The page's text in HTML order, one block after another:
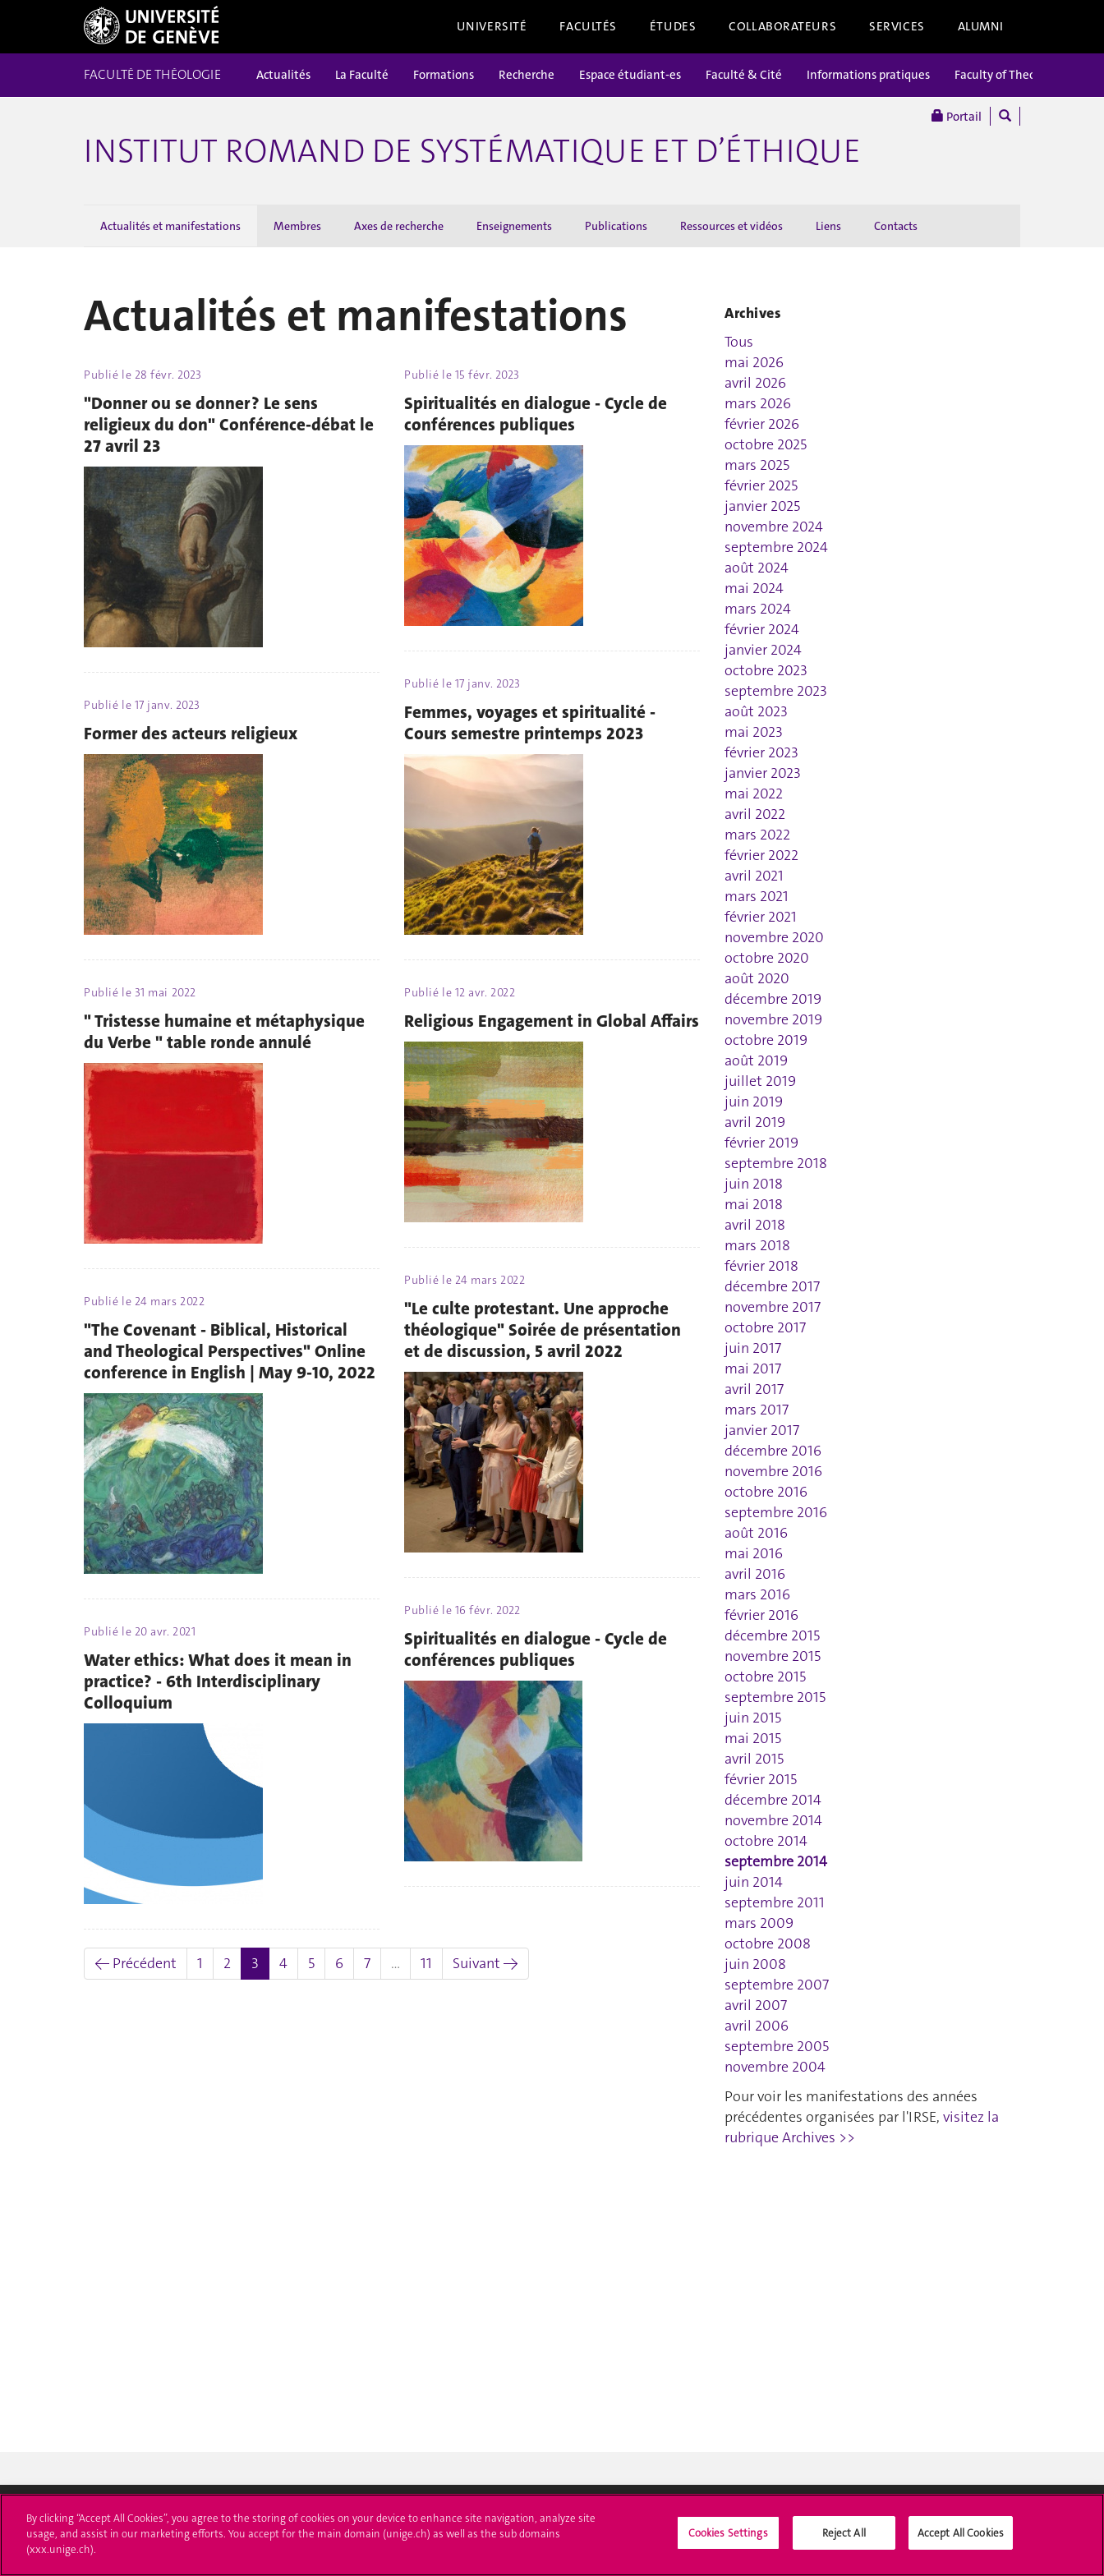
UNIVERSITÉ FACULTÉS ÉTUDES COLLABORATEURS SERVICES ALUMNI
Portail
FACULTÉ DE THÉOLOGIE Actualités La Faculté Formations Recherche Espace étudiant-es Faculté & Cité Informations pratiques Faculty of Theology
INSTITUT ROMAND DE SYSTÉMATIQUE ET D’ÉTHIQUE
Actualités et manifestations Membres Axes de recherche Enseignements Publications Ressources et vidéos Liens Contacts
Actualités et manifestations
Publié le 28 févr. 2023
"Donner ou se donner ? Le sens
religieux du don" Conférence-débat le
27 avril 23
Publié le 15 févr. 2023
Spiritualités en dialogue - Cycle de
conférences publiques
Publié le 17 janv. 2023
Femmes, voyages et spiritualité -
Cours semestre printemps 2023
Publié le 17 janv. 2023
Former des acteurs religieux
Publié le 31 mai 2022
" Tristesse humaine et métaphysique
du Verbe " table ronde annulé
Publié le 12 avr. 2022
Religious Engagement in Global Affairs
Publié le 24 mars 2022
"Le culte protestant. Une approche
théologique" Soirée de présentation
et de discussion, 5 avril 2022
Publié le 24 mars 2022
"The Covenant - Biblical, Historical
and Theological Perspectives" Online
conference in English | May 9-10, 2022
Publié le 16 févr. 2022
Spiritualités en dialogue - Cycle de
conférences publiques
Publié le 20 avr. 2021
Water ethics: What does it mean in
practice? - 6th Interdisciplinary
Colloquium
← Précédent 1 2 3 (actuel)
4 5 6 7 … 11 Suivant →
Archives
Tous
mai 2026
avril 2026
mars 2026
février 2026
octobre 2025
mars 2025
février 2025
janvier 2025
novembre 2024
septembre 2024
août 2024
mai 2024
mars 2024
février 2024
janvier 2024
octobre 2023
septembre 2023
août 2023
mai 2023
février 2023
janvier 2023
mai 2022
avril 2022
mars 2022
février 2022
avril 2021
mars 2021
février 2021
novembre 2020
octobre 2020
août 2020
décembre 2019
novembre 2019
octobre 2019
août 2019
juillet 2019
juin 2019
avril 2019
février 2019
septembre 2018
juin 2018
mai 2018
avril 2018
mars 2018
février 2018
décembre 2017
novembre 2017
octobre 2017
juin 2017
mai 2017
avril 2017
mars 2017
janvier 2017
décembre 2016
novembre 2016
octobre 2016
septembre 2016
août 2016
mai 2016
avril 2016
mars 2016
février 2016
décembre 2015
novembre 2015
octobre 2015
septembre 2015
juin 2015
mai 2015
avril 2015
février 2015
décembre 2014
novembre 2014
octobre 2014
septembre 2014
juin 2014
septembre 2011
mars 2009
octobre 2008
juin 2008
septembre 2007
avril 2007
avril 2006
septembre 2005
novembre 2004
Pour voir les manifestations des années
précédentes organisées par l'IRSE, visitez la
rubrique Archives >>
Université de Genève S'inscrire à l'UNIGE L'UNIGE vous informe Médias sociaux UNIGE
By clicking “Accept All Cookies”, you agree to the storing of cookies on your device to enhance site navigation, analyze site
usage, and assist in our marketing efforts. You accept for the main domain (unige.ch) as well as the sub domains
(xxx.unige.ch).
Cookies Settings Reject All Accept All Cookies